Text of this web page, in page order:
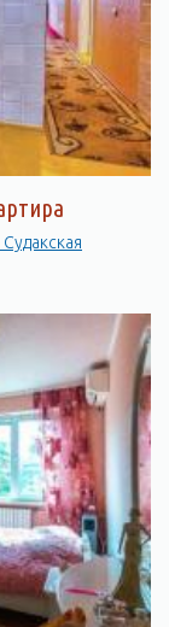
провести время